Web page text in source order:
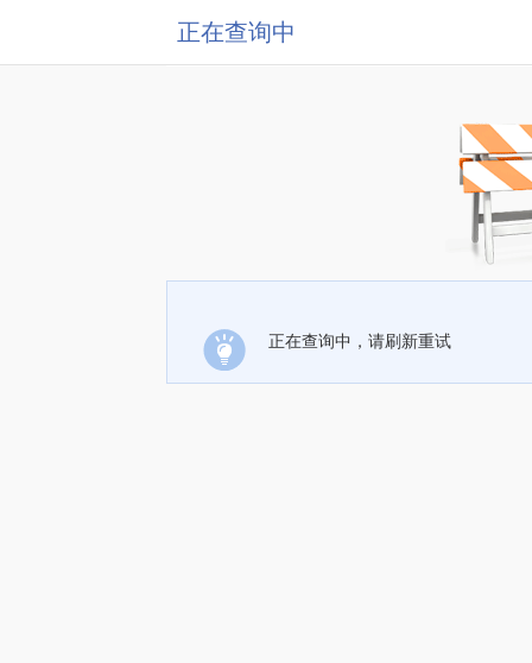
正在查询中
正在查询中，请刷新重试